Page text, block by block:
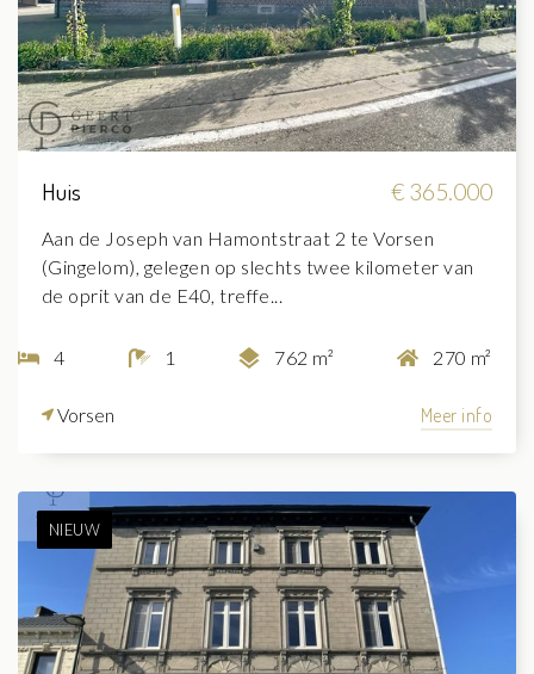
Huis € 365.000
Aan de Joseph van Hamontstraat 2 te Vorsen
(Gingelom), gelegen op slechts twee kilometer van
de oprit van de E40, treffe...
4 1 762 m² 270 m²
Vorsen Meer info
NIEUW